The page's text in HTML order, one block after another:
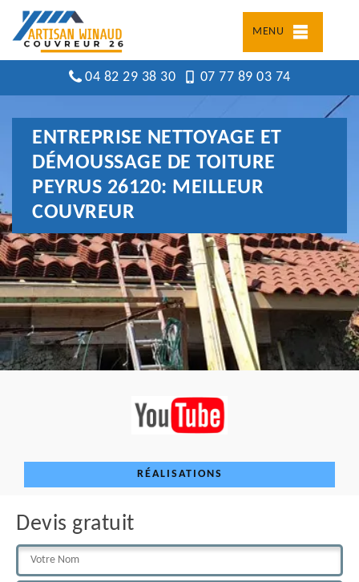
MENU
04 82 29 38 30 07 77 89 03 74
ENTREPRISE NETTOYAGE ET
DÉMOUSSAGE DE TOITURE
PEYRUS 26120: MEILLEUR
COUVREUR
RÉALISATIONS
Devis gratuit